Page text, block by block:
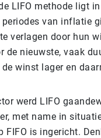
LIFO methode ligt
van inflatie
verlagen door hun
de nieuwste, vaak
winst lager en
werd LIFO
met name in
FIFO is ingericht.